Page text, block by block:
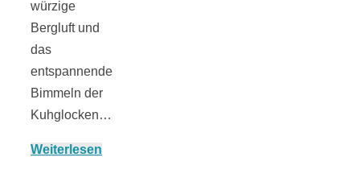
würzige
Bergluft und
das
entspannende
Bimmeln der
Kuhglocken…
Weiterlesen